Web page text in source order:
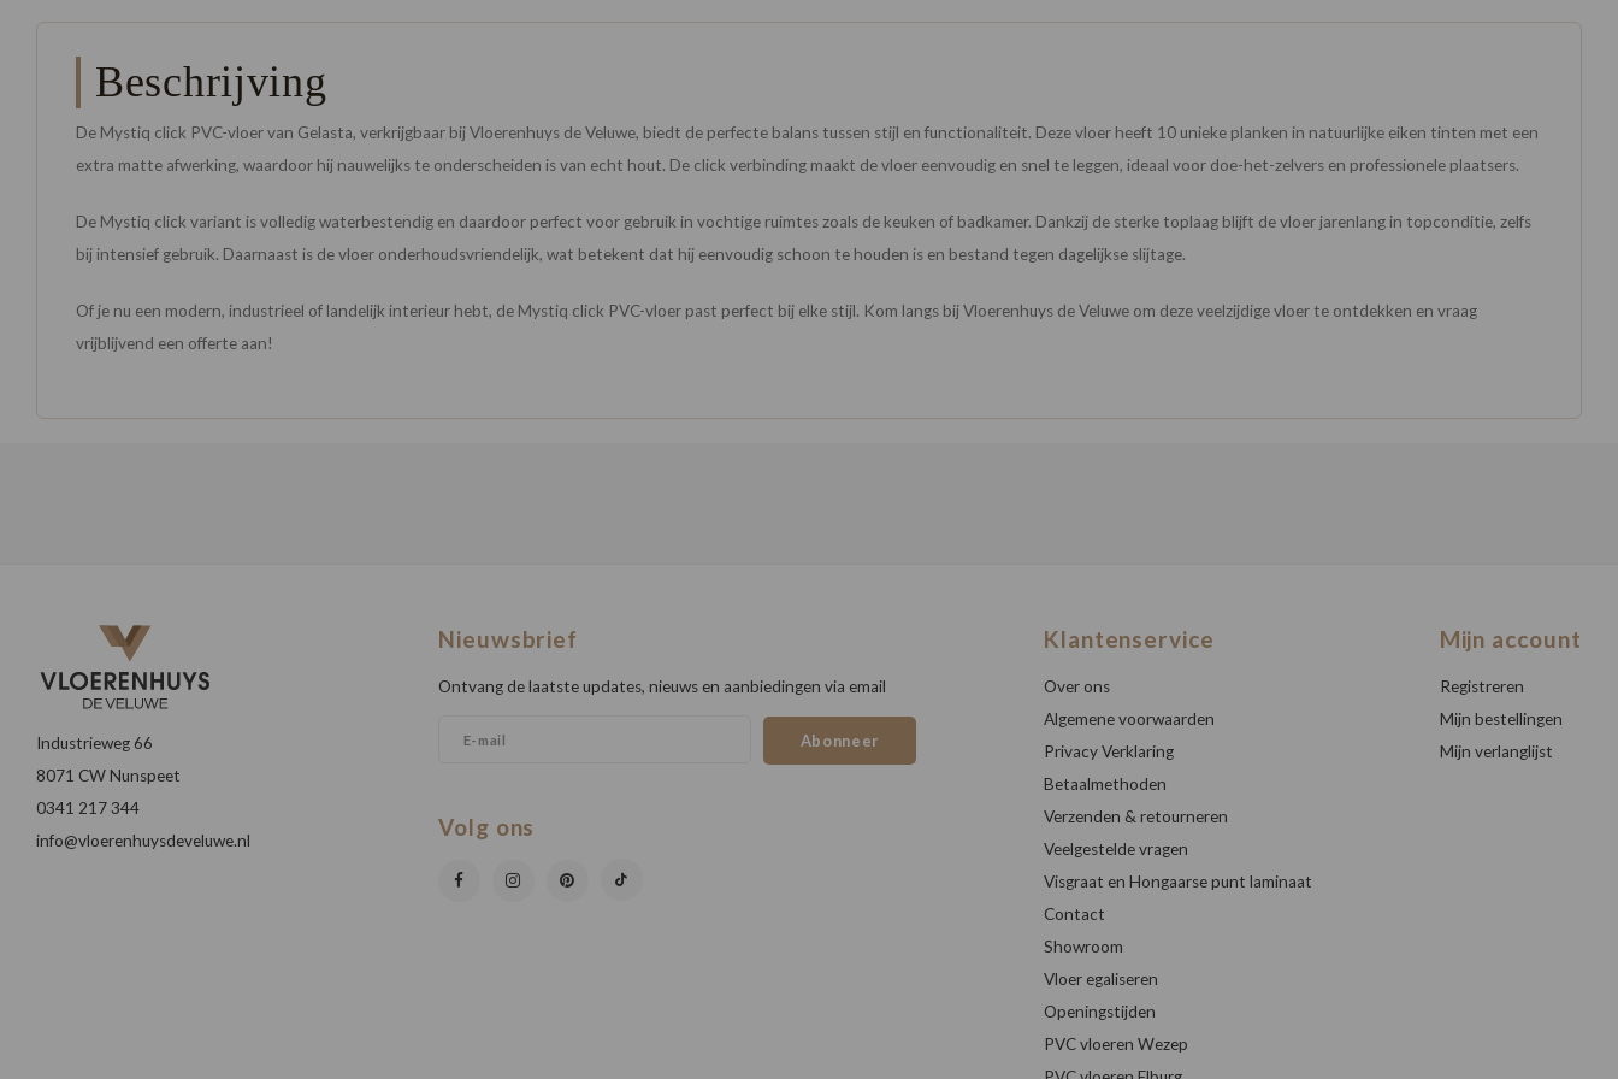
Beschrijving
De Mystiq click PVC-vloer van Gelasta, verkrijgbaar bij Vloerenhuys de Veluwe, biedt de perfecte balans tussen stijl en functionaliteit. Deze vloer heeft 10 unieke planken in natuurlijke eiken tinten met een
extra matte afwerking, waardoor hij nauwelijks te onderscheiden is van echt hout. De click verbinding maakt de vloer eenvoudig en snel te leggen, ideaal voor doe-het-zelvers en professionele plaatsers.
De Mystiq click variant is volledig waterbestendig en daardoor perfect voor gebruik in vochtige ruimtes zoals de keuken of badkamer. Dankzij de sterke toplaag blijft de vloer jarenlang in topconditie, zelfs
bij intensief gebruik. Daarnaast is de vloer onderhoudsvriendelijk, wat betekent dat hij eenvoudig schoon te houden is en bestand tegen dagelijkse slijtage.
Of je nu een modern, industrieel of landelijk interieur hebt, de Mystiq click PVC-vloer past perfect bij elke stijl. Kom langs bij Vloerenhuys de Veluwe om deze veelzijdige vloer te ontdekken en vraag
vrijblijvend een offerte aan!
Industrieweg 66
8071 CW Nunspeet
0341 217 344
info@vloerenhuysdeveluwe.nl
Nieuwsbrief
Ontvang de laatste updates, nieuws en aanbiedingen via email
Abonneer
Volg ons
Klantenservice
Over ons
Algemene voorwaarden
Privacy Verklaring
Betaalmethoden
Verzenden & retourneren
Veelgestelde vragen
Visgraat en Hongaarse punt laminaat
Contact
Showroom
Vloer egaliseren
Openingstijden
PVC vloeren Wezep
Mijn account
Registreren
Mijn bestellingen
Mijn verlanglijst